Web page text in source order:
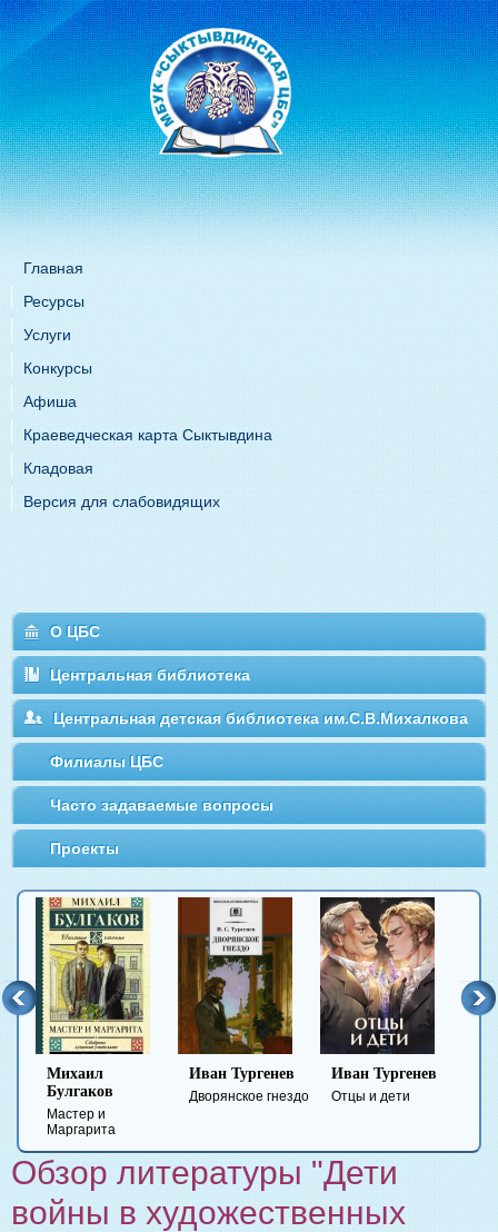
Главная
Ресурсы
Услуги
Конкурсы
Афиша
Краеведческая карта Сыктывдина
Кладовая
Версия для слабовидящих
О ЦБС
Центральная библиотека
Центральная детская библиотека им.С.В.Михалкова
Филиалы ЦБС
Часто задаваемые вопросы
Проекты
Иван Тургенев
Дворянское гнездо
Иван Тургенев
Отцы и дети
Федор
Достоевский
Обзор литературы "Дети
войны в художественных